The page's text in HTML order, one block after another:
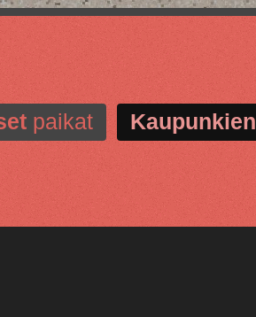
paikat Kaupunkien